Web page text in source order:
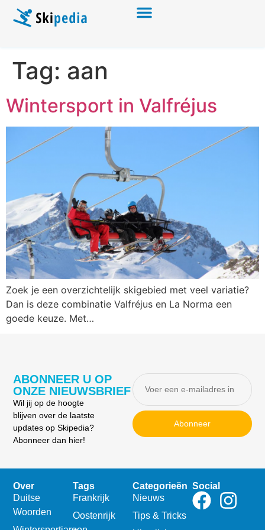
Tag: aan
Wintersport in Valfréjus
Zoek je een overzichtelijk skigebied met veel variatie?
Dan is deze combinatie Valfréjus en La Norma een
goede keuze. Met…
ABONNEER U OP
ONZE NIEUWSBRIEF
Wil jij op de hoogte
blijven over de laatste
updates op Skipedia?
Abonneer dan hier!
Abonneer
Over
Duitse
Woorden
Tags
Frankrijk
Oostenrijk
Categorieën
Nieuws
Tips & Tricks
Social